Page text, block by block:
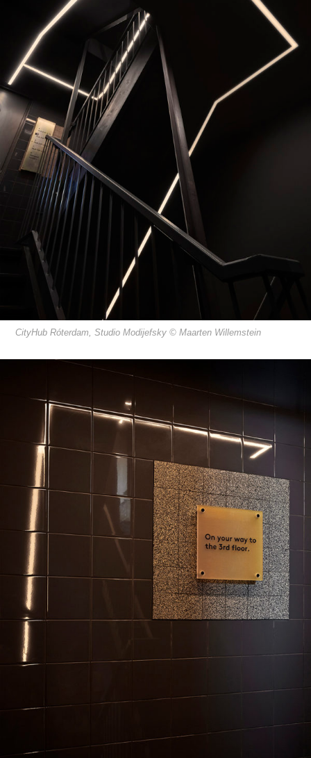
CityHub Róterdam, Studio Modijefsky © Maarten Willemstein